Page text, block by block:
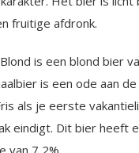
fruitige afdronk.
is een blond bier
is een ode aan
als je eerste
eindigt. Dit bier heeft
van 7,2%.